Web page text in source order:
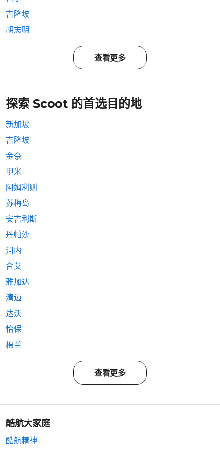
吉隆坡
胡志明
查看更多
探索 Scoot 的首选目的地
新加坡
吉隆坡
金奈
甲米
阿姆利则
苏梅岛
安吉利斯
丹帕沙
河内
合艾
雅加达
清迈
达沃
怡保
棉兰
查看更多
酷航大家庭
酷航精神